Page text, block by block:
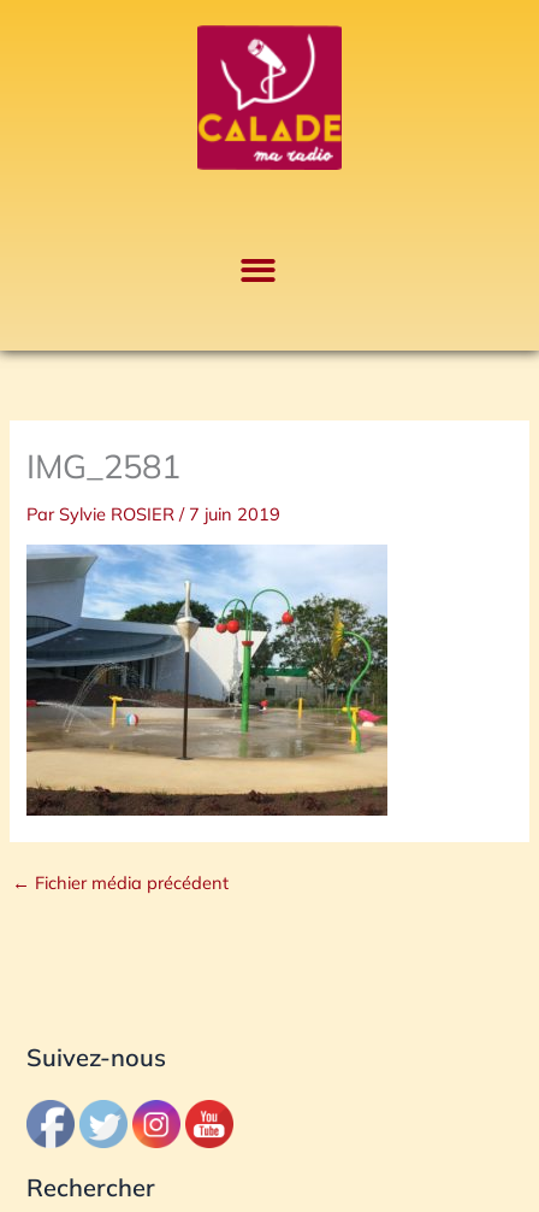
IMG_2581
ParSylvie ROSIER/ 7 juin 2019
← Fichier média précédent
Suivez-nous
Rechercher